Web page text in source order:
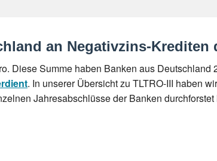
an Negativzins-Krediten
Diese Summe haben Banken aus Deutschland
. In unserer Übersicht zu TLTRO-III haben
Jahresabschlüsse der Banken durchforstet